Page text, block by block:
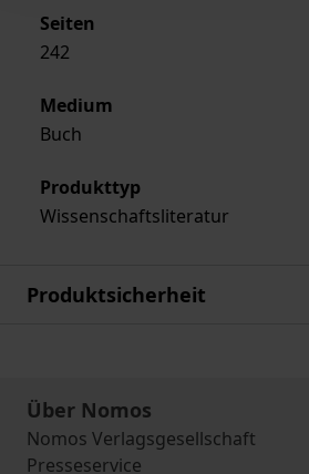
Seiten
242
Medium
Buch
Produkttyp
Wissenschaftsliteratur
Produktsicherheit
Über Nomos
Nomos Verlagsgesellschaft
Presseservice